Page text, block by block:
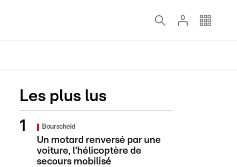
Les plus lus
Bourscheid
Un motard renversé par une
voiture, l'hélicoptère de
secours mobilisé